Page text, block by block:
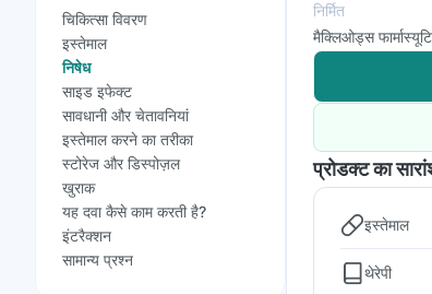
चिकित्सा विवरण
इस्तेमाल
निषेध
साइड इफेक्ट
सावधानी और चेतावनियां
इस्तेमाल करने का तरीका
स्टोरेज और डिस्पोज़ल
खुराक
यह दवा कैसे काम करती है?
इंटरैक्शन
सामान्य प्रश्न
निर्मित
मैक्लिओड्स
प्रोडक्ट का
इस्तेमाल
थेरेपी